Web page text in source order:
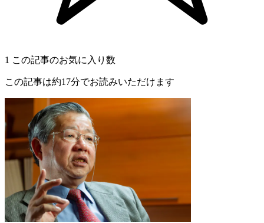
1 この記事のお気に入り数
この記事は約17分でお読みいただけます